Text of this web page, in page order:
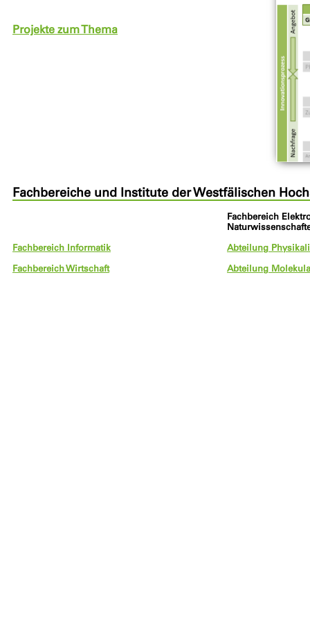
Projekte zum Thema
Fachbereiche und Institute der Westfälischen
Fachbereich Informatik
Fachbereich Wirtschaft
Fachbereich
Abteilung
Abteilung